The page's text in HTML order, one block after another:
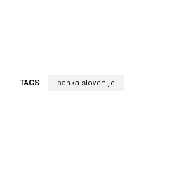
TAGS banka slovenije